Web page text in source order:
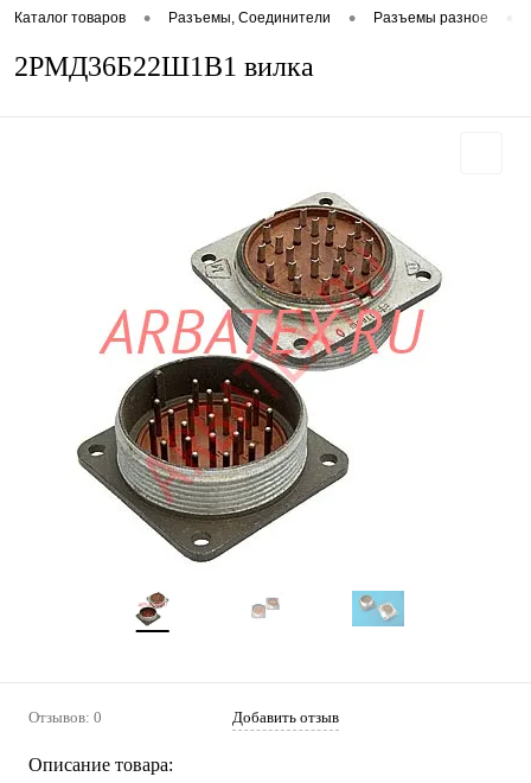
Каталог товаров • Разъемы, Соединители • Разъемы разное
2РМД36Б22Ш1В1 вилка
Отзывов: 0 Добавить отзыв
Описание товара: